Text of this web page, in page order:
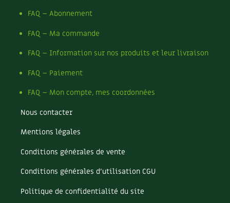
FAQ – Abonnement
FAQ – Ma commande
FAQ – Information sur nos produits et leur livraison
FAQ – Paiement
FAQ – Mon compte, mes coordonnées
Nous contacter
Mentions légales
Conditions générales de vente
Conditions générales d’utilisation CGU
Politique de confidentialité du site